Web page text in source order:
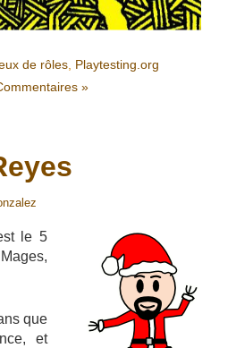
de rôles, Playtesting.org
»
le 5
que
et